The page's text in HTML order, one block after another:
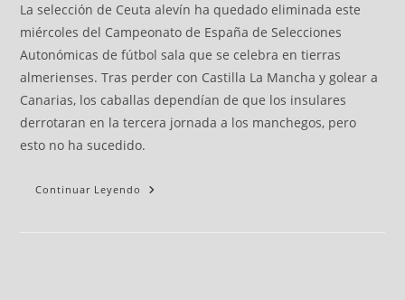
La selección de Ceuta alevín ha quedado eliminada este
miércoles del Campeonato de España de Selecciones
Autonómicas de fútbol sala que se celebra en tierras
almerienses. Tras perder con Castilla La Mancha y golear a
Canarias, los caballas dependían de que los insulares
derrotaran en la tercera jornada a los manchegos, pero
esto no ha sucedido.
Continuar Leyendo